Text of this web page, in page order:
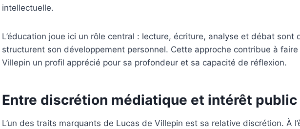
intellectuelle.
L’éducation joue ici un rôle central : lecture, écriture, analyse et débat sont
structurent son développement personnel. Cette approche contribue à
Villepin un profil apprécié pour sa profondeur et sa capacité de réflexion.
Entre discrétion médiatique et intérêt public
L’un des traits marquants de Lucas de Villepin est sa relative discrétion. À